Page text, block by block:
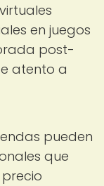
en juegos
post-
atento a
pueden
que